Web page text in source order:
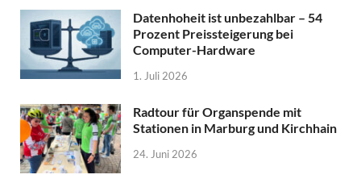
Datenhoheit ist unbezahlbar – 54
Prozent Preissteigerung bei
Computer-Hardware
1. Juli 2026
Radtour für Organspende mit
Stationen in Marburg und Kirchhain
24. Juni 2026